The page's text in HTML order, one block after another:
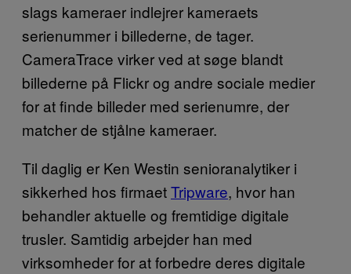
slags kameraer indlejrer kameraets
serienummer i billederne, de tager.
CameraTrace virker ved at søge blandt
billederne på Flickr og andre sociale medier
for at finde billeder med serienumre, der
matcher de stjålne kameraer.
Til daglig er Ken Westin senioranalytiker i
sikkerhed hos firmaetTripware, hvor han
behandler aktuelle og fremtidige digitale
trusler. Samtidig arbejder han med
virksomheder for at forbedre deres digitale